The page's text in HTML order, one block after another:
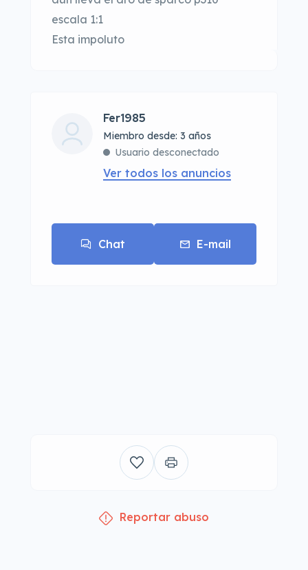
escala 1:1
Esta impoluto
Fer1985
Miembro desde: 3 años
Usuario desconectado
Ver todos los anuncios
Chat E-mail
Reportar abuso